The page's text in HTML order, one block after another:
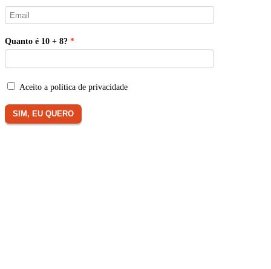
Quanto é 10 + 8?
Aceito a política de privacidade
SIM, EU QUERO